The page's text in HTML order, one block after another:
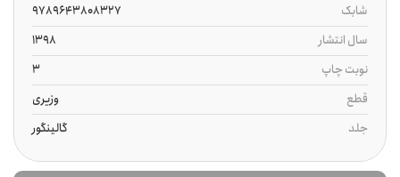
شابک
9789643808327
سال انتشار
1398
نوبت چاپ
3
قطع
وزیری
جلد
گالینگور